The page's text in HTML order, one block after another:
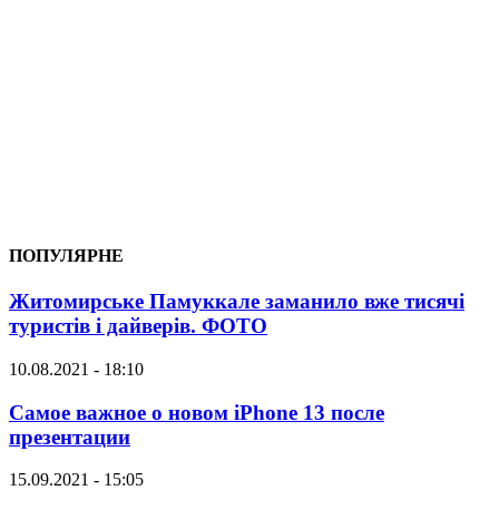
ПОПУЛЯРНЕ
Житомирське Памуккале заманило вже тисячі
туристів і дайверів. ФОТО
10.08.2021 - 18:10
Самое важное о новом iPhone 13 после
презентации
15.09.2021 - 15:05